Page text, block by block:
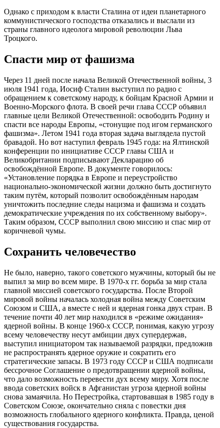
Однако с приходом к власти Сталина от идеи планетарного
коммунистического господства отказались и выслали из
страны главного идеолога мировой революции Льва
Троцкого.
Спасти мир от фашизма
Через 11 дней после начала Великой Отечественной войны, 3
июля 1941 года, Иосиф Сталин выступил по радио с
обращением к советскому народу, к бойцам Красной Армии и
Военно-Морского флота. В своей речи глава СССР объявил
главные цели Великой Отечественной: освободить Родину и
спасти все народы Европы, «стонущие под игом германского
фашизма». Летом 1941 года вторая задача выглядела пустой
бравадой. Но вот наступил февраль 1945 года: на Ялтинской
конференции по инициативе СССР главы США и
Великобритании подписывают Декларацию об
освобождённой Европе. В документе говорилось:
«Установление порядка в Европе и переустройство
национально-экономической жизни должно быть достигнуто
таким путём, который позволит освобождённым народам
уничтожить последние следы нацизма и фашизма и создать
демократические учреждения по их собственному выбору».
Таким образом, СССР выполнил свою миссию и спас мир от
коричневой чумы.
Сохранить человечество
Не было, наверно, такого советского мужчины, который бы не
выпил за мир во всем мире. В 1970-х гг. борьба за мир стала
главной миссией советского государства. После Второй
мировой войны началась холодная война между Советским
Союзом и США, а вместе с ней и ядерная гонка двух стран. В
течение почти 40 лет мир находился в «режиме ожидания»
ядерной войны. В конце 1960-х СССР, понимая, какую угрозу
всему человечеству несут амбиции двух супердержав,
выступил инициатором так называемой разрядки, предложив
не распространять ядерное оружие и сократить его
стратегические запасы. В 1973 году СССР и США подписали
бессрочное Соглашение о предотвращении ядерной войны,
что дало возможность перевести дух всему миру. Хотя после
ввода советских войск в Афганистан угроза ядерной войны
снова замаячила. Но Перестройка, стартовавшая в 1985 году в
Советском Союзе, окончательно сняла с повестки дня
возможность глобального ядерного конфликта. Правда, ценой
существования государства.